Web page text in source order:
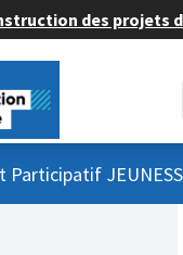
des projets
Participatif